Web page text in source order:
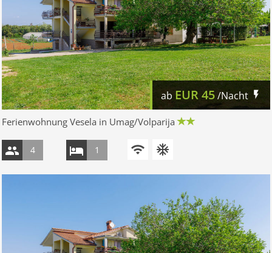
ab EUR45/Nacht
Ferienwohnung Vesela in Umag/Volparija
4 1